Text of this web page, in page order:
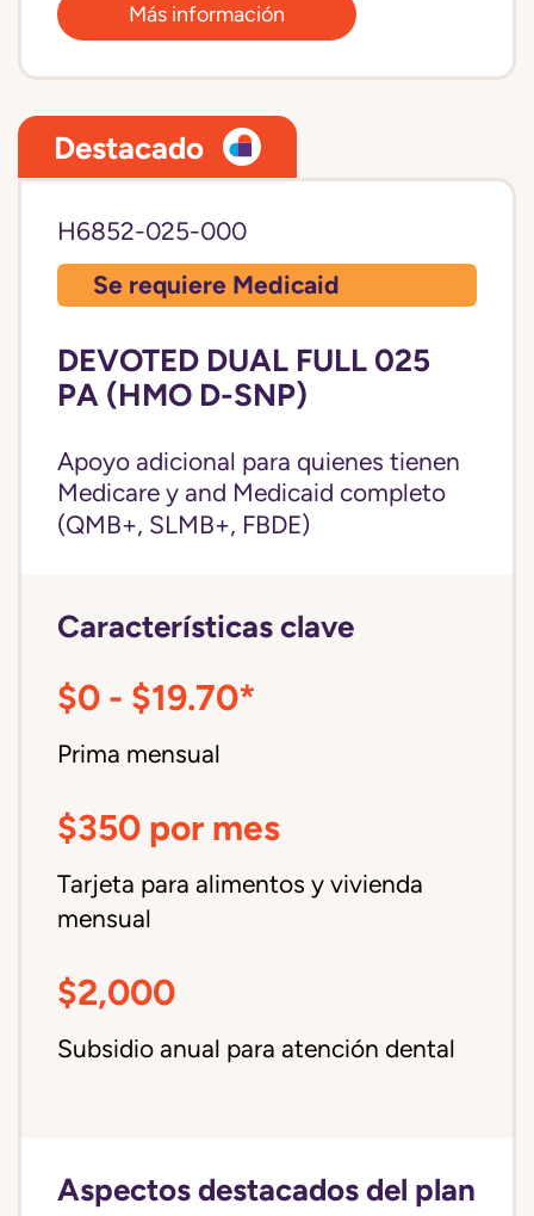
Más información
Destacado
H6852-025-000
Se requiere Medicaid
DEVOTED DUAL FULL 025
PA (HMO D-SNP)
Apoyo adicional para quienes tienen
Medicare y and Medicaid completo
(QMB+, SLMB+, FBDE)
Características clave
$0 - $19.70*
Prima mensual
$350 por mes
Tarjeta para alimentos y vivienda
mensual
$2,000
Subsidio anual para atención dental
Aspectos destacados del plan